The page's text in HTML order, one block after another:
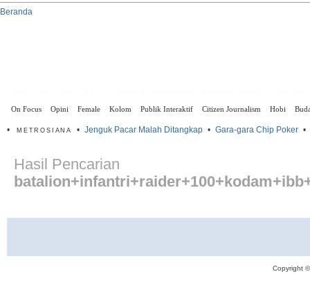
Beranda
On Focus Opini Female Kolom Publik Interaktif Citizen Journalism Hobi
• METROSIANA • Jenguk Pacar Malah Ditangkap • Gara-gara Chip Poker •
Hasil Pencarian
Copyright